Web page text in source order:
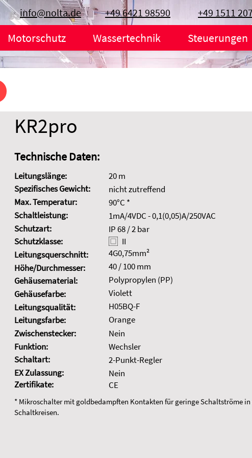
Motorschutz Wassertechnik Steuerungen
info@nolta.de +49 6421 98590 +49 1511
KR2pro
Technische Daten:
Leitungslänge:
Spezifisches Gewicht:
Max. Temperatur:
Schaltleistung:
Schutzart:
Schutzklasse:
Leitungsquerschnitt:
Höhe/Durchmesser:
Gehäusematerial:
Gehäusefarbe:
Leitungsqualität:
Leitungsfarbe:
Zwischenstecker:
Funktion:
Schaltart:
EX Zulassung:
Zertifikate:
20 m
nicht zutreffend
90°C *
1mA/4VDC - 0,1(0,05)A/250VAC
IP 68 / 2 bar
II
4G0,75mm²
40 / 100 mm
Polypropylen (PP)
Violett
H05BQ-F
Orange
Nein
Wechsler
2-Punkt-Regler
Nein
CE
* Mikroschalter mit goldbedampften Kontakten für geringe Schaltströme
Schaltkreisen.